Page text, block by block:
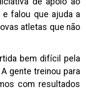
falou que ajuda a
atletas que não
bem difícil pela
gente treinou para
com resultados